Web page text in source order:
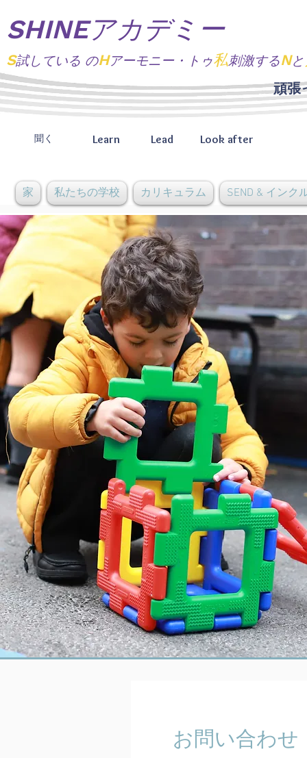
SHINEアカデミー
S試している のHアーモニー・トゥ私刺激するNと
聞く Learn Lead Look after
頑張
家 私たちの学校 カリキュラム SEND & インク
お問い合わせ